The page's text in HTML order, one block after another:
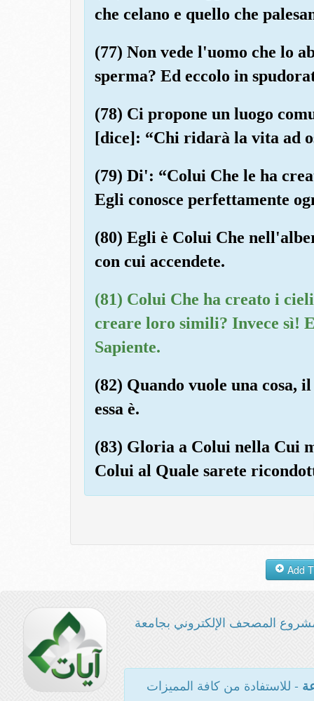
che celano e quello che
(77) Non vede l'uomo che lo
sperma? Ed eccolo in
(78) Ci propone un luogo
[dice]: “Chi ridarà la vita ad
(79) Di': “Colui Che le ha
Egli conosce perfettamente
(80) Egli è Colui Che
con cui accendete.
(81) Colui Che ha creato i
creare loro simili? Invece sì!
Sapiente.
(82) Quando vuole una cosa,
essa è.
(83) Gloria a Colui nella Cui
Colui al Quale sarete
المصحف الإلكتروني بجامعة
- للاستفادة من كافة المميزات